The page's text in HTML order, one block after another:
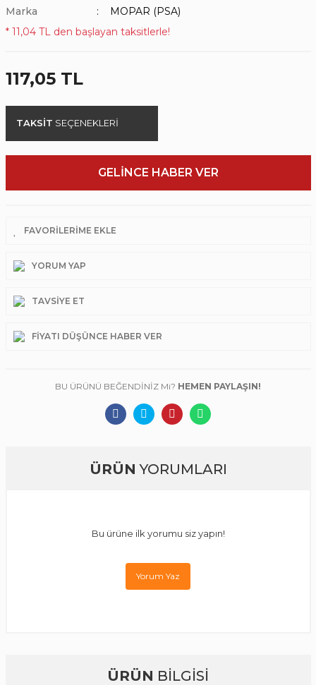
Marka
MOPAR (PSA)
* 11,04 TL den başlayan taksitlerle!
117,05 TL
TAKSİT SEÇENEKLERİ
GELİNCE HABER VER
YORUM YAP
TAVSIYE ET
FIYATI DÜŞÜNCE HABER VER
BU ÜRÜNÜ BEĞENDİNİZ Mi? HEMEN PAYLAŞIN!
ÜRÜN YORUMLARI
Bu ürüne ilk yorumu siz yapın!
Yorum Yaz
ÜRÜN BİLGİSİ